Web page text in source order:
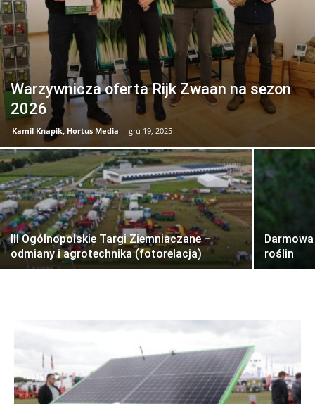
Warzywnicza oferta Rijk Zwaan na sezon
2026
Kamil Knapik, Hortus Media - gru 19, 2025
III Ogólnopolskie Targi Ziemniaczane –
odmiany i agrotechnika (fotorelacja)
roślin